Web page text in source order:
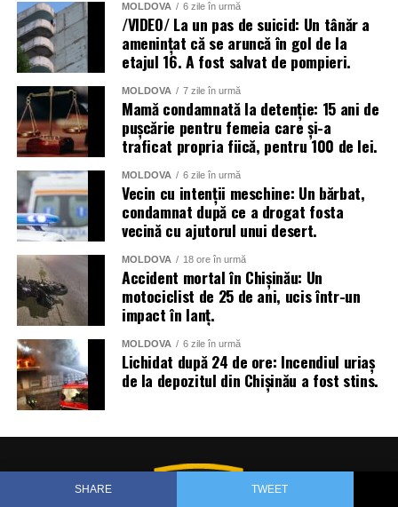
SHARE TWEET
MOLDOVA 6 zile în urmă
/VIDEO/ La un pas de suicid: Un tânăr a
amenințat că se aruncă în gol de la
etajul 16. A fost salvat de pompieri.
MOLDOVA 7 zile în urmă
Mamă condamnată la detenție: 15 ani de
pușcărie pentru femeia care și-a
traficat propria fiică, pentru 100 de lei.
MOLDOVA 6 zile în urmă
Vecin cu intenții meschine: Un bărbat,
condamnat după ce a drogat fosta
vecină cu ajutorul unui desert.
MOLDOVA 18 ore în urmă
Accident mortal în Chișinău: Un
motociclist de 25 de ani, ucis într-un
impact în lanț.
MOLDOVA 6 zile în urmă
Lichidat după 24 de ore: Incendiul uriaș
de la depozitul din Chișinău a fost stins.